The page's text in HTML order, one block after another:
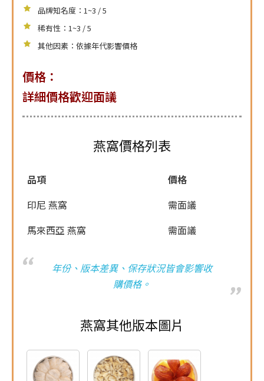
品牌知名度：1~3 / 5
稀有性：1~3 / 5
其他因素：依據年代影響價格
價格：
詳細價格歡迎面議
燕窩價格列表
品項
價格
印尼 燕窩
需面議
馬來西亞 燕窩
需面議
年份、版本差異、保存狀況皆會影響收
購價格。
燕窩其他版本圖片